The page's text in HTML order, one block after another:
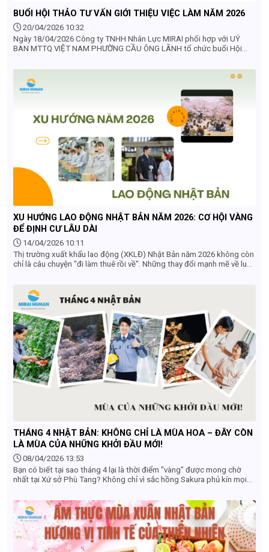
BUỔI HỘI THẢO TƯ VẤN GIỚI THIỆU VIỆC LÀM NĂM 2026
20/04/2026 10:32
Ngày 18/04/2026 Công ty TNHH Nhân Lực MIRAI phối hợp với UỶ
BAN MTTQ VIỆT NAM PHƯỜNG CẦU ÔNG LÃNH tổ chức buổi Hội
năm 2026
XU HƯỚNG LAO ĐỘNG NHẬT BẢN NĂM 2026: CƠ HỘI VÀNG
ĐỂ ĐỊNH CƯ LÂU DÀI
14/04/2026 10:11
Thị trường xuất khẩu lao động (XKLĐ) Nhật Bản năm 2026 không còn
chỉ là câu chuyện "đi làm thuê rồi về". Những thay đổi mạnh mẽ về luật
cho lao động Việt Nam. Dưới đây là 5 xu hướng chủ đạo mà bạn
không thể bỏ qua.
THÁNG 4 NHẬT BẢN: KHÔNG CHỈ LÀ MÙA HOA – ĐÂY CÒN
LÀ MÙA CỦA NHỮNG KHỞI ĐẦU MỚI!
08/04/2026 13:53
Bạn có biết tại sao tháng 4 lại là thời điểm "vàng" được mong chờ
nhất tại Xứ sở Phù Tang? Không chỉ vì sắc hồng Sakura phủ kín mọi
sự bắt đầu.